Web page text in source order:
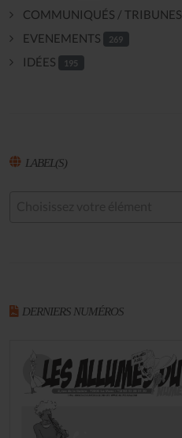
COMMUNIQUÉS / TRIBUNES
EVENEMENTS 269
IDÉES 195
LABEL(S)
DERNIERS NUMÉROS